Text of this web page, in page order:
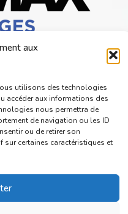
aux
utilisons des technologies
accéder aux informations des
nous permettra de
de navigation ou les ID
ou de retirer son
sur certaines caractéristiques et
DE CONFIDENTIALITÉ
INDÉPENDANT ET AUTONOME DE